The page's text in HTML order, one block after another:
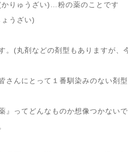
りゅうざい)…粉の薬のことです
うざい)
。(丸剤などの剤型もありますが、
さんにとって１番馴染みのない剤
薬』ってどんなものか想像つかない